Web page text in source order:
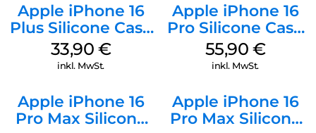
Apple iPhone 16
Plus Silicone Case
MagSafe Lake
Green
33,90 €
inkl. MwSt.
Apple iPhone 16
Pro Silicone Case
MagSafe Stone
Gray
55,90 €
inkl. MwSt.
Apple iPhone 16
Pro Max Silicone
Apple iPhone 16
Pro Max Silicone